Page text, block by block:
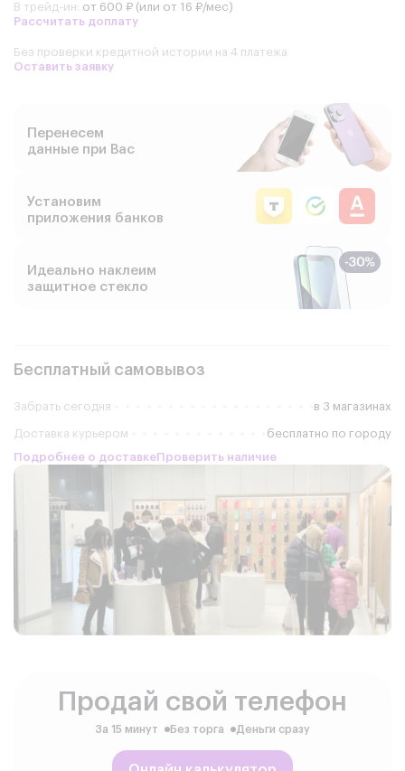
В трейд-ин: от 600 ₽ (или от 16 ₽/мес)
Рассчитать доплату
Без проверки кредитной истории на 4 платежа
Оставить заявку
Перенесем
данные при Вас
Установим
приложения банков
Идеально наклеим
защитное стекло
Бесплатный самовывоз
Забрать сегодня в 3 магазинах
Доставка курьером
бесплатно по городу
Подробнее о доставкеПроверить наличие
Продай свой телефон
За 15 минут Без торга Деньги сразу